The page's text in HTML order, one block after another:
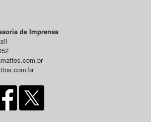
de Imprensa